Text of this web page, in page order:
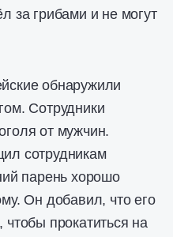
за грибами и не могут
обнаружили
Сотрудники
от мужчин.
сотрудникам
парень хорошо
Он добавил, что его
чтобы прокатиться на